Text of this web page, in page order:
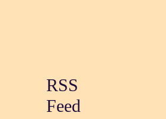
RSS
Feed